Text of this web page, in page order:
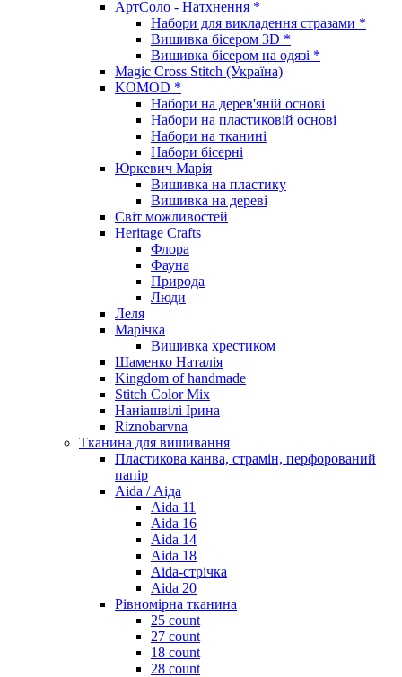
АртСоло - Натхнення *
Набори для викладення стразами *
Вишивка бісером 3D *
Вишивка бісером на одязі *
Magic Cross Stitch (Україна)
KOMOD *
Набори на дерев'яній основі
Набори на пластиковій основі
Набори на тканині
Набори бісерні
Юркевич Марія
Вишивка на пластику
Вишивка на дереві
Світ можливостей
Heritage Crafts
Флора
Фауна
Природа
Люди
Леля
Марічка
Вишивка хрестиком
Шаменко Наталія
Kingdom of handmade
Stitch Color Mix
Наніашвілі Ірина
Riznobarvna
Тканина для вишивання
Пластикова канва, страмін, перфорований
папір
Aida / Аіда
Aida 11
Aida 16
Aida 14
Aida 18
Aida-стрічка
Aida 20
Рівномірна тканина
25 count
27 count
18 count
28 count